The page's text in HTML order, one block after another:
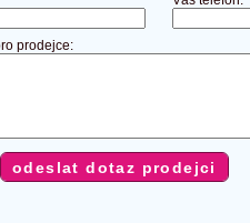
prodejce: